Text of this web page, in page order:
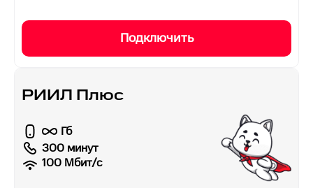
Подключить
РИИЛ Плюс
Гб
300 минут
100 Мбит/с